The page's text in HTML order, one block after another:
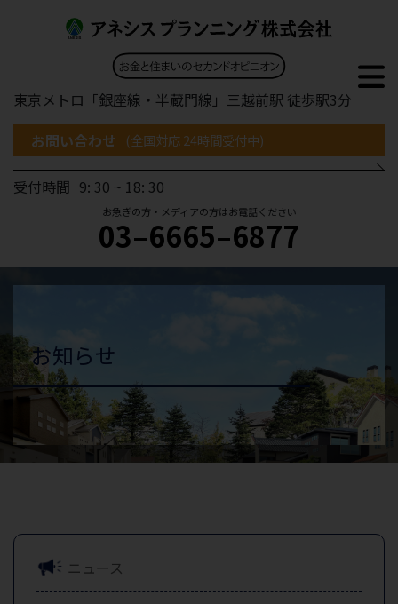
東京メトロ「銀座線・半蔵門線」三越前駅 徒歩駅3分
お問い合わせ
(全国対応 24時間受付中)
受付時間 9: 30 ~ 18: 30
お急ぎの方・メディアの方はお電話ください
03–6665–6877
お知らせ
ニュース